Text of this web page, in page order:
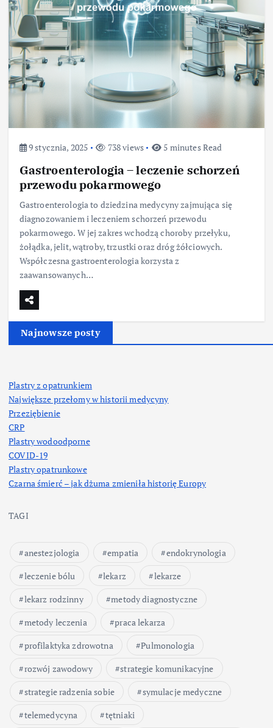
9 stycznia, 2025 738 views 5 minutes Read
Gastroenterologia – leczenie schorzeń
przewodu pokarmowego
Gastroenterologia to dziedzina medycyny zajmująca się
diagnozowaniem i leczeniem schorzeń przewodu
pokarmowego. W jej zakres wchodzą choroby przełyku,
żołądka, jelit, wątroby, trzustki oraz dróg żółciowych.
Współczesna gastroenterologia korzysta z
zaawansowanych…
Najnowsze posty
Plastry z opatrunkiem
Największe przełomy w historii medycyny
Przeziębienie
CRP
Plastry wodoodporne
COVID-19
Plastry opatrunkowe
Czarna śmierć – jak dżuma zmieniła historię Europy
TAGI
anestezjologia empatia
endokrynologia
leczenie bólu
lekarz
lekarze
lekarz rodzinny
metody diagnostyczne
metody leczenia
praca lekarza
profilaktyka zdrowotna
Pulmonologia
rozwój zawodowy
strategie komunikacyjne
strategie radzenia sobie
symulacje medyczne
telemedycyna
tętniaki